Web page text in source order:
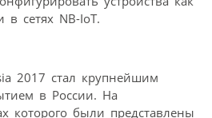
в сетях NB-IoT.
2017 стал крупнейшим
в России. На
которого были представлены